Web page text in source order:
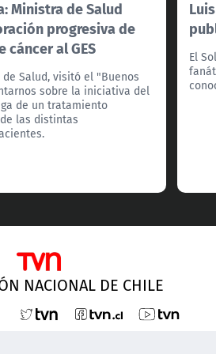
Ministra de Salud
progresiva de
al GES
Salud, visitó el "Buenos
sobre la iniciativa del
de un tratamiento
las distintas
El
NACIONAL DE CHILE